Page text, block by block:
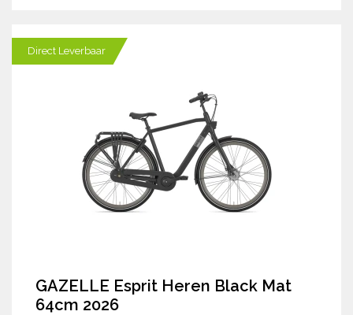
GAZELLE Esprit Heren Black Mat
64cm 2026
Direct Leverbaar